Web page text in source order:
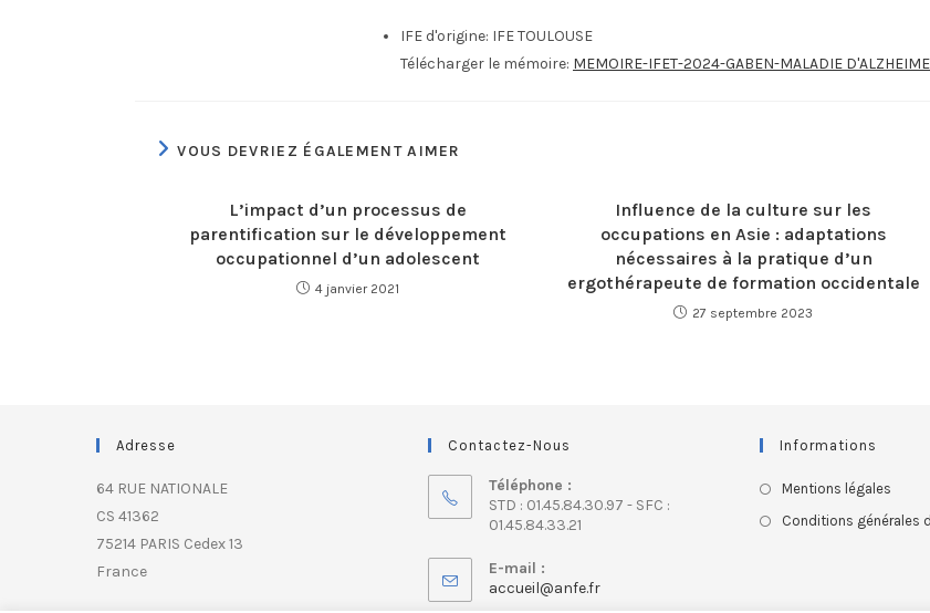
IFE d'origine: IFE TOULOUSE
Télécharger le mémoire: MEMOIRE-IFET-2024-GABEN-MALADIE
VOUS DEVRIEZ ÉGALEMENT AIMER
L’impact d’un processus de
parentification sur le développement
occupationnel d’un adolescent
4 janvier 2021
Influence de la culture sur les
occupations en Asie : adaptations
nécessaires à la pratique d’un
ergothérapeute de formation occidentale
27 septembre 2023
Adresse
64 RUE NATIONALE
CS 41362
75214 PARIS Cedex 13
France
Contactez-Nous
Téléphone :
STD : 01.45.84.30.97 - SFC :
01.45.84.33.21
E-mail :
accueil@anfe.fr
Informations
Mentions légales
Conditions générales